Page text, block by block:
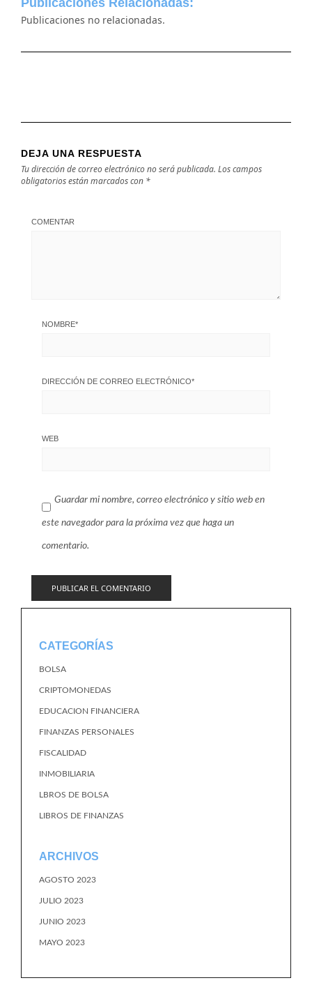
Publicaciones Relacionadas:
Publicaciones no relacionadas.
DEJA UNA RESPUESTA
Tu dirección de correo electrónico no será publicada. Los campos
obligatorios están marcados con *
COMENTAR
NOMBRE*
DIRECCIÓN DE CORREO ELECTRÓNICO*
WEB
Guardar mi nombre, correo electrónico y sitio web en
este navegador para la próxima vez que haga un
comentario.
CATEGORÍAS
BOLSA
CRIPTOMONEDAS
EDUCACION FINANCIERA
FINANZAS PERSONALES
FISCALIDAD
INMOBILIARIA
LBROS DE BOLSA
LIBROS DE FINANZAS
ARCHIVOS
AGOSTO 2023
JULIO 2023
JUNIO 2023
MAYO 2023